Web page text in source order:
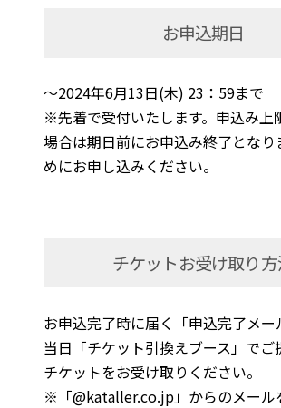
お申込期日
～2024年6月13日(木) 23：59まで
※先着で受付いたします。申込み上
場合は期日前にお申込み終了とな
めにお申し込みください。
チケットお受け取り
お申込完了時に届く「申込完了メ
当日「チケット引換えブース」でご
チケットをお受け取りください。
※「@kataller.co.jp」からのメール